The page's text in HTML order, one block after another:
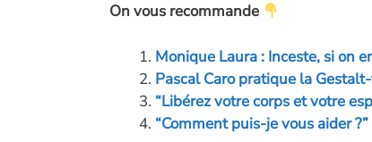
On vous recommande
Monique Laura : Inceste, si on
Pascal Caro pratique la
“Libérez votre corps et votre
“Comment puis-je vous aider